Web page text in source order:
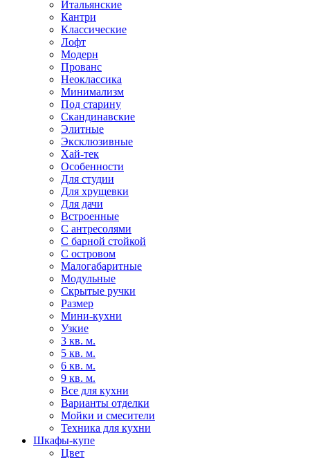
Итальянские
Кантри
Классические
Лофт
Модерн
Прованс
Неоклассика
Минимализм
Под старину
Скандинавские
Элитные
Эксклюзивные
Хай-тек
Особенности
Для студии
Для хрущевки
Для дачи
Встроенные
С антресолями
С барной стойкой
С островом
Малогабаритные
Модульные
Скрытые ручки
Размер
Мини-кухни
Узкие
3 кв. м.
5 кв. м.
6 кв. м.
9 кв. м.
Все для кухни
Варианты отделки
Мойки и смесители
Техника для кухни
Шкафы-купе
Цвет